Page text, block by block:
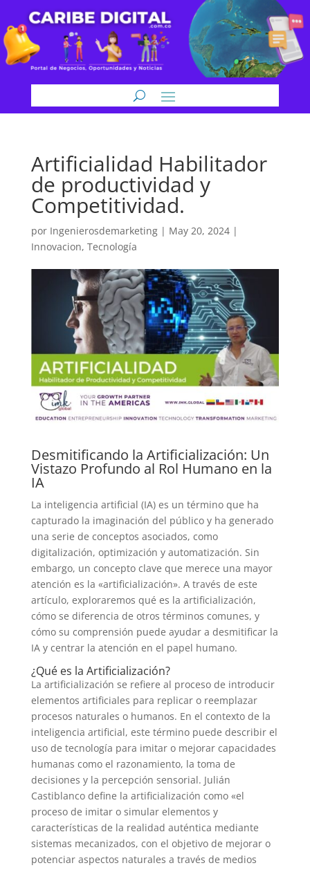
Artificialidad Habilitador
de productividad y
Competitividad.
por Ingenierosdemarketing| May 20, 2024|
Innovacion, Tecnología
Desmitificando la Artificialización: Un
Vistazo Profundo al Rol Humano en la
IA
La inteligencia artificial (IA) es un término que ha
capturado la imaginación del público y ha generado
una serie de conceptos asociados, como
digitalización, optimización y automatización. Sin
embargo, un concepto clave que merece una mayor
atención es la «artificialización». A través de este
artículo, exploraremos qué es la artificialización,
cómo se diferencia de otros términos comunes, y
cómo su comprensión puede ayudar a desmitificar la
IA y centrar la atención en el papel humano.
¿Qué es la Artificialización?
La artificialización se refiere al proceso de introducir
elementos artificiales para replicar o reemplazar
procesos naturales o humanos. En el contexto de la
inteligencia artificial, este término puede describir el
uso de tecnología para imitar o mejorar capacidades
humanas como el razonamiento, la toma de
decisiones y la percepción sensorial. Julián
Castiblanco define la artificialización como «el
proceso de imitar o simular elementos y
características de la realidad auténtica mediante
sistemas mecanizados, con el objetivo de mejorar o
potenciar aspectos naturales a través de medios